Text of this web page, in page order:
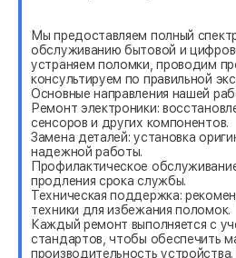
Мы предоставляем полный
обслуживанию бытовой и
устраняем поломки, проводим
консультируем по правильной
Основные направления нашей
Ремонт электроники:
сенсоров и других компонентов.
Замена деталей: установка
надежной работы.
Профилактическое
продления срока службы.
Техническая поддержка:
техники для избежания поломок.
Каждый ремонт выполняется с
стандартов, чтобы обеспечить
производительность